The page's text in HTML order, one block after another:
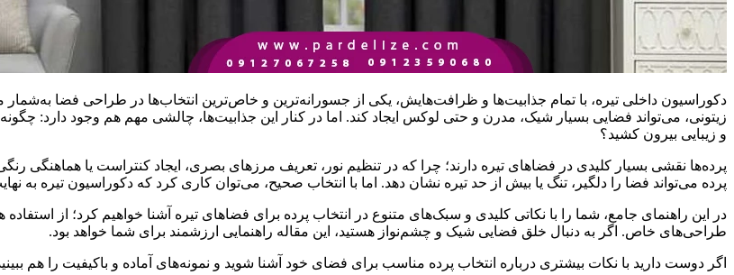
دکوراسیون داخلی تیره، با تمام جذابیت‌ها و ظرافت‌هایش، یکی از جسورانه‌ترین و خاص‌ترین انتخاب‌ها در طراحی فضا به‌شمار
زیتونی، می‌تواند فضایی بسیار شیک، مدرن و حتی لوکس ایجاد کند. اما در کنار این جذابیت‌ها، چالشی مهم هم وجود دارد:
و زیبایی بیرون کشید؟
پرده‌ها نقشی بسیار کلیدی در فضاهای تیره دارند؛ چرا که در تنظیم نور، تعریف مرزهای بصری، ایجاد کنتراست یا هماهنگی
پرده می‌تواند فضا را دلگیر، تنگ یا بیش از حد تیره نشان دهد. اما با انتخاب صحیح، می‌توان کاری کرد که دکوراسیون تیره به
در این راهنمای جامع، شما را با نکاتی کلیدی و سبک‌های متنوع در انتخاب پرده برای فضاهای تیره آشنا خواهیم کرد؛ از
طراحی‌های خاص. اگر به دنبال خلق فضایی شیک و چشم‌نواز هستید، این مقاله راهنمایی ارزشمند برای شما خواهد بود.
اگر دوست دارید با نکات بیشتری درباره انتخاب پرده مناسب برای فضای خود آشنا شوید و نمونه‌های آماده و باکیفیت را هم